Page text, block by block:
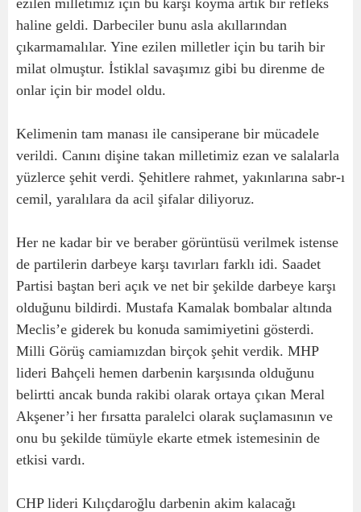
ezilen milletimiz için bu karşı koyma artık bir refleks
haline geldi. Darbeciler bunu asla akıllarından
çıkarmamalılar. Yine ezilen milletler için bu tarih bir
milat olmuştur. İstiklal savaşımız gibi bu direnme de
onlar için bir model oldu.
Kelimenin tam manası ile cansiperane bir mücadele
verildi. Canını dişine takan milletimiz ezan ve salalarla
yüzlerce şehit verdi. Şehitlere rahmet, yakınlarına sabr-ı
cemil, yaralılara da acil şifalar diliyoruz.
Her ne kadar bir ve beraber görüntüsü verilmek istense
de partilerin darbeye karşı tavırları farklı idi. Saadet
Partisi baştan beri açık ve net bir şekilde darbeye karşı
olduğunu bildirdi. Mustafa Kamalak bombalar altında
Meclis’e giderek bu konuda samimiyetini gösterdi.
Milli Görüş camiamızdan birçok şehit verdik. MHP
lideri Bahçeli hemen darbenin karşısında olduğunu
belirtti ancak bunda rakibi olarak ortaya çıkan Meral
Akşener’i her fırsatta paralelci olarak suçlamasının ve
onu bu şekilde tümüyle ekarte etmek istemesinin de
etkisi vardı.
CHP lideri Kılıçdaroğlu darbenin akim kalacağı